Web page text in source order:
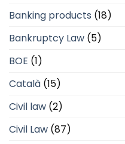
Banking products (18)
Bankruptcy Law (5)
BOE (1)
Català (15)
Civil law (2)
Civil Law (87)